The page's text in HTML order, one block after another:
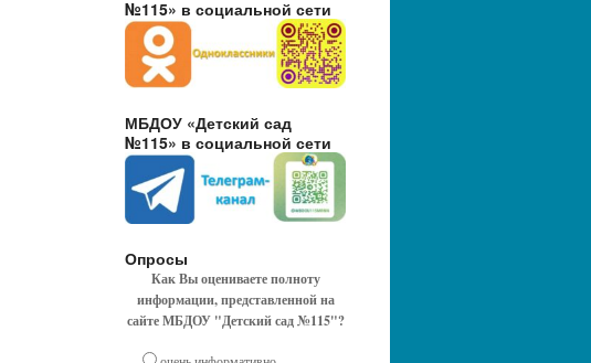
№115» в социальной сети
МБДОУ «Детский сад
№115» в социальной сети
Опросы
Как Вы оцениваете полноту
информации, представленной на
сайте МБДОУ "Детский сад №115"?